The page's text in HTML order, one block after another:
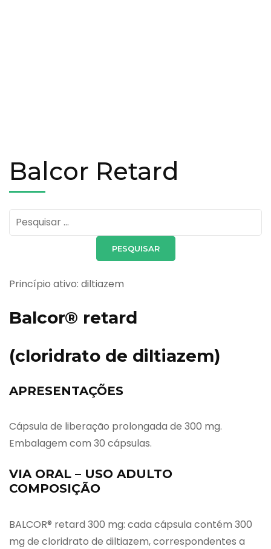
Balcor Retard
Pesquisar
por:
Princípio ativo: diltiazem
Balcor® retard
(cloridrato de diltiazem)
APRESENTAÇÕES
Cápsula de liberação prolongada de 300 mg.
Embalagem com 30 cápsulas.
VIA ORAL – USO ADULTO
COMPOSIÇÃO
BALCOR® retard 300 mg: cada cápsula contém 300
mg de cloridrato de diltiazem, correspondentes a